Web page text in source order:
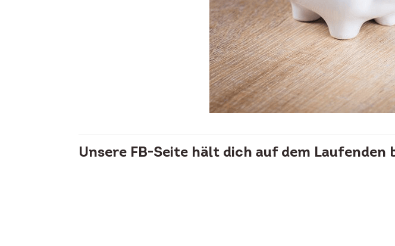
Unsere FB-Seite hält dich auf dem Laufenden